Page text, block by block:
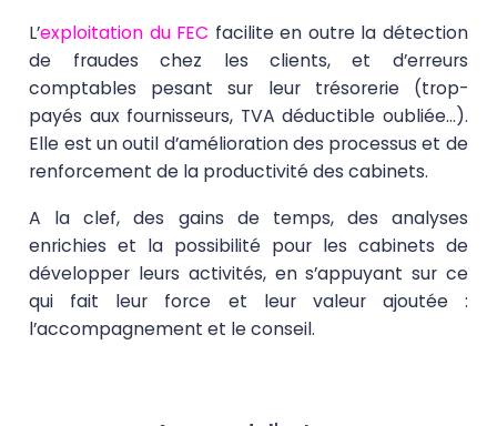
L’exploitation du FEC facilite en outre la détection
de fraudes
chez les clients, et d’erreurs
comptables pesant sur leur trésorerie
(trop-
payés aux fournisseurs, TVA déductible oubliée…).
Elle est un outil d’amélioration des processus et de
renforcement de la productivité des cabinets.
A la clef, des gains de temps, des analyses
enrichies et la possibilité pour les cabinets de
développer leurs activités, en s’appuyant sur ce
qui fait leur force et leur valeur ajoutée :
l’accompagnement et le conseil.